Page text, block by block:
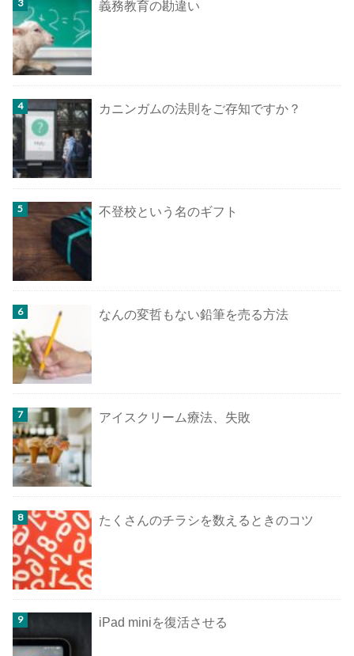
義務教育の勘違い
カニンガムの法則をご存知ですか？
不登校という名のギフト
なんの変哲もない鉛筆を売る方法
アイスクリーム療法、失敗
たくさんのチラシを数えるときのコツ
iPad miniを復活させる